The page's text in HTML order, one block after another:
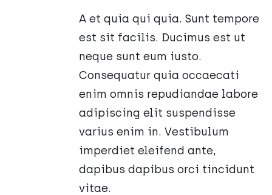
A et quia qui quia. Sunt tempore
est sit facilis. Ducimus est ut
neque sunt eum iusto.
Consequatur quia occaecati
enim omnis repudiandae labore
adipiscing elit suspendisse
varius enim in. Vestibulum
imperdiet eleifend ante,
dapibus dapibus orci tincidunt
vitae.